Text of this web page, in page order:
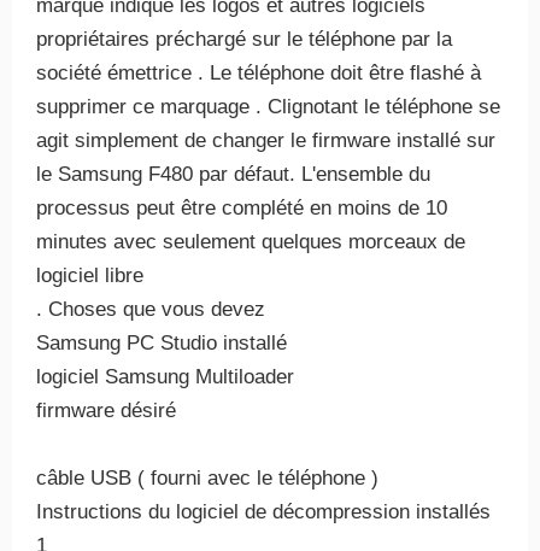
marque indique les logos et autres logiciels
propriétaires préchargé sur le téléphone par la
société émettrice . Le téléphone doit être flashé à
supprimer ce marquage . Clignotant le téléphone se
agit simplement de changer le firmware installé sur
le Samsung F480 par défaut. L'ensemble du
processus peut être complété en moins de 10
minutes avec seulement quelques morceaux de
logiciel libre
. Choses que vous devez
Samsung PC Studio installé
logiciel Samsung Multiloader
firmware désiré
câble USB ( fourni avec le téléphone )
Instructions du logiciel de décompression installés
1